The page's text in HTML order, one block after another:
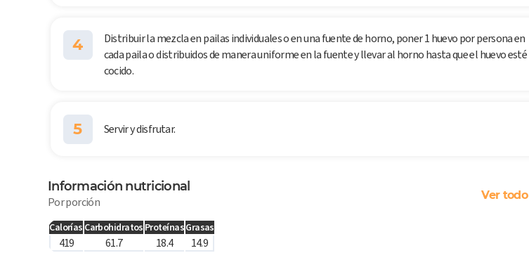
4
Distribuir la mezcla en pailas individuales o en una fuente de horno, poner 1 huevo por persona en
cada paila o distribuidos de manera uniforme en la fuente y llevar al horno hasta que el huevo esté
cocido.
5 Servir y disfrutar.
Información nutricional
Por porción Ver todo
Calorías Carbohidratos ProteínasGrasas
419 61.7 18.4 14.9